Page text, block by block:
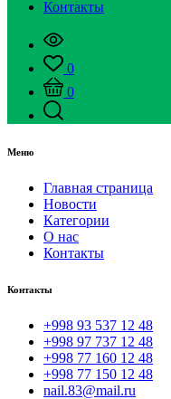
Контакты
0
0
Меню
Главная страница
Новости
Категории
О нас
Контакты
Контакты
+998 93 537 12 48
+998 97 737 12 48
+998 77 160 12 48
+998 77 150 12 48
nail.83@mail.ru